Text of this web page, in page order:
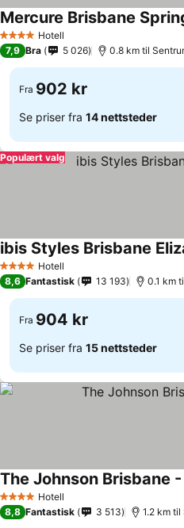
4 StjernerHotell
Mercure Brisbane
7,9 Bra 5 026 0.8 km til
Fra 902 kr
Se priser fra 14 nettsteder
Populært valg
4 StjernerHotell
ibis Styles Brisbane
8,6 Fantastisk 13 193 0.1 km
Fra 904 kr
Se priser fra 15 nettsteder
4 StjernerHotell
The Johnson Brisbane
8,8 Fantastisk 3 513 1.2 km til